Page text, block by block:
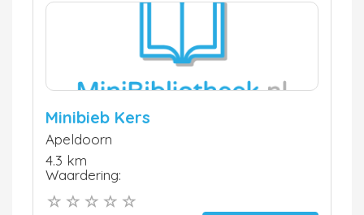
Minibieb Kers
Apeldoorn
4.3 km
Waardering: